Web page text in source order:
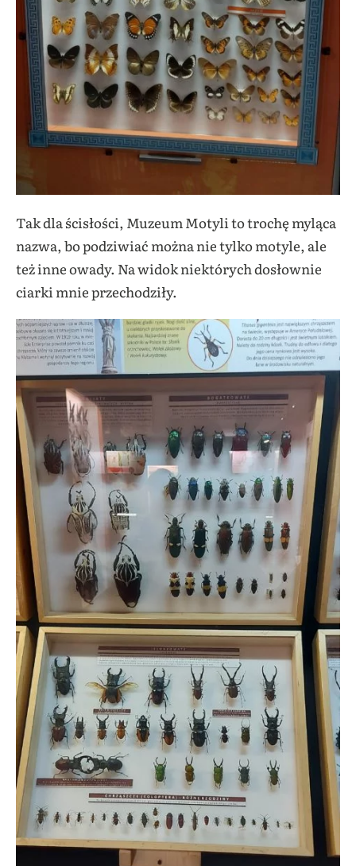
Tak dla ścisłości, Muzeum Motyli to trochę myląca
nazwa, bo podziwiać można nie tylko motyle, ale
też inne owady. Na widok niektórych dosłownie
ciarki mnie przechodziły.